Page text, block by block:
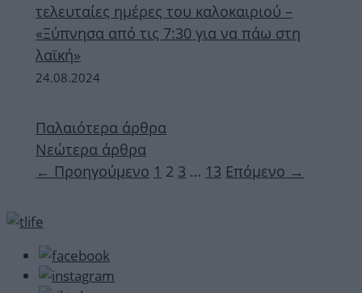
τελευταίες ημέρες του καλοκαιριού –
«Ξύπνησα από τις 7:30 για να πάω στη
λαϊκή»
24.08.2024
Παλαιότερα άρθρα
Νεώτερα άρθρα
← Προηγούμενο Σελίδα
1 Σελίδα
2 Σελίδα
3 … Σελίδα
13 Επόμενο →